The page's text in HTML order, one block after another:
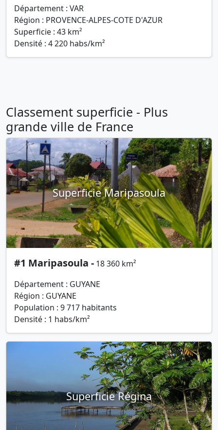
Département : VAR
Région : PROVENCE-ALPES-COTE D'AZUR
Superficie : 43 km²
Densité : 4 220 habs/km²
Classement superficie - Plus
grande ville de France
Superficie Maripasoula
#1 Maripasoula - 18 360 km²
Département : GUYANE
Région : GUYANE
Population : 9 717 habitants
Densité : 1 habs/km²
Superficie Régina